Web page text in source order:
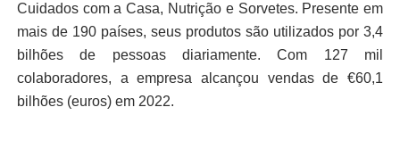
Cuidados com a Casa, Nutrição e Sorvetes. Presente em
mais de 190 países, seus produtos são utilizados por 3,4
bilhões de pessoas diariamente. Com 127 mil
colaboradores, a empresa alcançou vendas de €60,1
bilhões (euros) em 2022.